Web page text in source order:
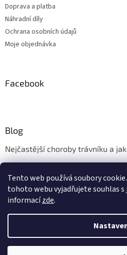
Tento web používá soubory
tohoto webu vyjadřujete souhlas s
informacízde.
Vážení zákazníci, kamenná prodejna ve
10.8. - 17.8. 2026 uzavřena z důvodu
Doprava a platba
Náhradní díly
Ochrana osobních údajů
Moje objednávka
Facebook
Blog
Nejčastější choroby trávníku a
Údržba trávníku v měsíci květnu
Vytvořil